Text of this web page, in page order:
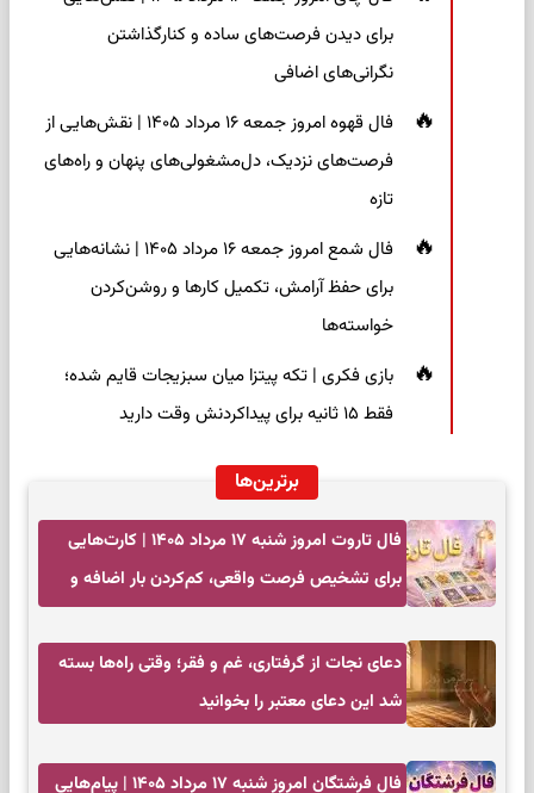
برای دیدن فرصت‌های ساده و کنارگذاشتن
نگرانی‌های اضافی
فال قهوه امروز جمعه ۱۶ مرداد ۱۴۰۵ | نقش‌هایی از
فرصت‌های نزدیک، دل‌مشغولی‌های پنهان و راه‌های
تازه
فال شمع امروز جمعه ۱۶ مرداد ۱۴۰۵ | نشانه‌هایی
برای حفظ آرامش، تکمیل کارها و روشن‌کردن
خواسته‌ها
بازی فکری | تکه پیتزا میان سبزیجات قایم شده؛
فقط ۱۵ ثانیه برای پیداکردنش وقت دارید
برترین‌ها
فال تاروت امروز شنبه ۱۷ مرداد ۱۴۰۵ | کارت‌هایی
برای تشخیص فرصت واقعی، کم‌کردن بار اضافه و
دعای نجات از گرفتاری، غم و فقر؛ وقتی راه‌ها بسته
شد این دعای معتبر را بخوانید
فال فرشتگان امروز شنبه ۱۷ مرداد ۱۴۰۵ | پیام‌هایی